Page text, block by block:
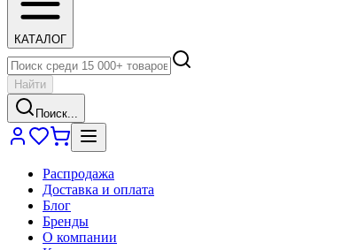
КАТАЛОГ
Найти
Поиск...
Распродажа
Доставка и оплата
Блог
Бренды
О компании